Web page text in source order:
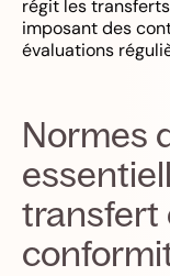
régit les
imposant des
évaluations
Normes
transfert